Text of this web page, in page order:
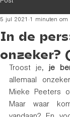
Post
In de
onzeker?
5 jul 2021 1 minuten om
Troost je, je
allemaal
Mieke Peeters
Maar waar